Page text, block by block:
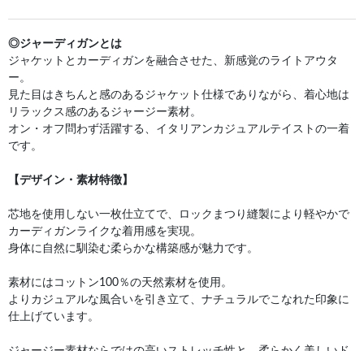
◎ジャーディガンとは
ジャケットとカーディガンを融合させた、新感覚のライトアウタ
ー。
見た目はきちんと感のあるジャケット仕様でありながら、着心地は
リラックス感のあるジャージー素材。
オン・オフ問わず活躍する、イタリアンカジュアルテイストの一着
です。
【デザイン・素材特徴】
芯地を使用しない一枚仕立てで、ロックまつり縫製により軽やかで
カーディガンライクな着用感を実現。
身体に自然に馴染む柔らかな構築感が魅力です。
素材にはコットン100％の天然素材を使用。
よりカジュアルな風合いを引き立て、ナチュラルでこなれた印象に
仕上げています。